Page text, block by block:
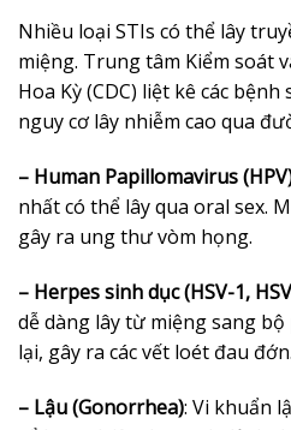
Nhiều loại STIs có thể lây
miệng. Trung tâm Kiểm soát
Hoa Kỳ (CDC) liệt kê các
nguy cơ lây nhiễm cao qua
– Human Papillomavirus
nhất có thể lây qua oral sex.
gây ra ung thư vòm họng.
– Herpes sinh dục (HSV-1,
dễ dàng lây từ miệng sang
lại, gây ra các vết loét đau đớn.
– Lậu (Gonorrhea): Vi khuẩn